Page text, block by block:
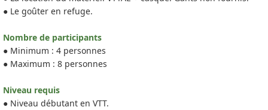
● Le goûter en refuge.
Nombre de participants
● Minimum : 4 personnes
● Maximum : 8 personnes
Niveau requis
● Niveau débutant en VTT.